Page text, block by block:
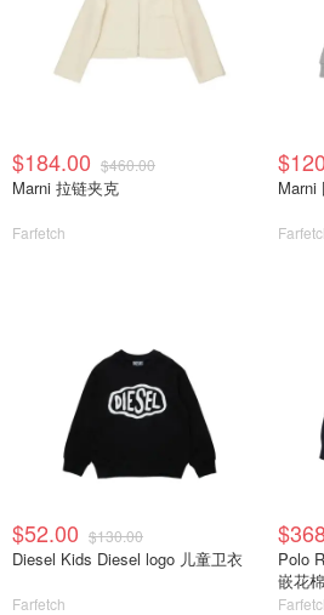
$184.00 $460.00
Marni 拉链夹克
Farfetch
Marni
$52.00 $130.00
Diesel Kids Diesel logo 儿童卫衣
Farfetch
Polo
嵌花